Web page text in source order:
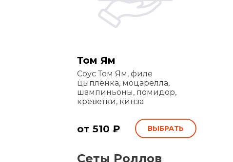
Том Ям
Соус Том Ям, филе
цыпленка, моцарелла,
шампиньоны, помидор,
креветки, кинза
от 510 ₽ ВЫБРАТЬ
Сеты Роллов